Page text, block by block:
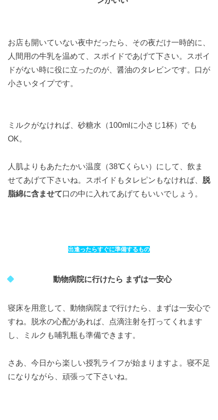
お店も開いていない夜中だったら、その夜だけ一時的に、
人間用の牛乳を温めて、スポイドであげて下さい。スポイ
ドがない時に役に立ったのが、醤油のタレビンです。口が
小さいタイプです。
ミルクがなければ、砂糖水（100mlに小さじ1杯）でも
OK。
人肌よりもあたたかい温度（38℃くらい）にして、飲ま
せてあげて下さいね。スポイドもタレピンもなければ、 脱
脂綿に含ませて口の中に入れてあげてもいいでしょう。
出逢ったらすぐに準備するもの
動物病院に行けたら まずは一安心
寝床を用意して、動物病院まで行けたら、まずは一安心で
すね。脱水の心配があれば、点滴注射を打ってくれます
し、ミルクも哺乳瓶も準備できます。
さあ、今日から楽しい授乳ライフが始まりますよ。寝不足
になりながら、頑張って下さいね。